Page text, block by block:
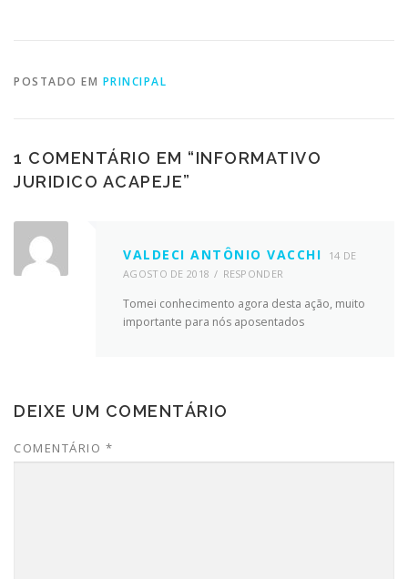
POSTADO EM PRINCIPAL
1 COMENTÁRIO EM “INFORMATIVO
JURIDICO ACAPEJE”
VALDECI ANTÔNIO VACCHI
14 DE
AGOSTO DE 2018
RESPONDER
Tomei conhecimento agora desta ação, muito
importante para nós aposentados
DEIXE UM COMENTÁRIO
COMENTÁRIO *